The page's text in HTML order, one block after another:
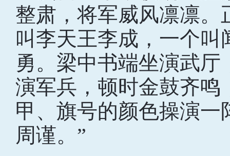
整肃，将军威风凛凛
叫李天王李成，一个
勇。梁中书端坐演武
演军兵，顿时金鼓齐鸣
甲、旗号的颜色操演一
周谨。”